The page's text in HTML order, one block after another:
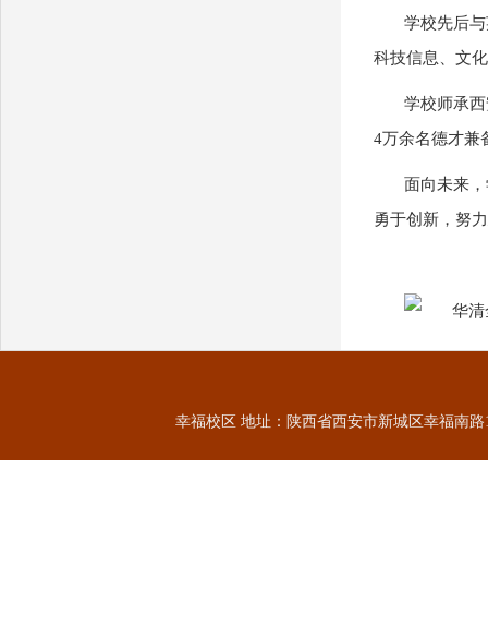
学校先后
科技信息、文
学校师承
4万余名德才兼
面向未来
勇于创新，努
幸福校区 地址：陕西省西安市新城区幸福南路